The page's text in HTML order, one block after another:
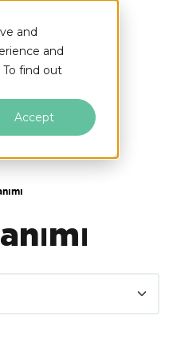
and
and
find out
Accept